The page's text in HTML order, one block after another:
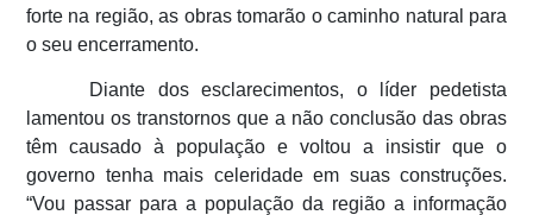
forte na região, as obras tomarão o caminho natural para
o seu encerramento.
Diante dos esclarecimentos, o líder pedetista
lamentou os transtornos que a não conclusão das obras
têm causado à população e voltou a insistir que o
governo tenha mais celeridade em suas construções.
“Vou passar para a população da região a informação